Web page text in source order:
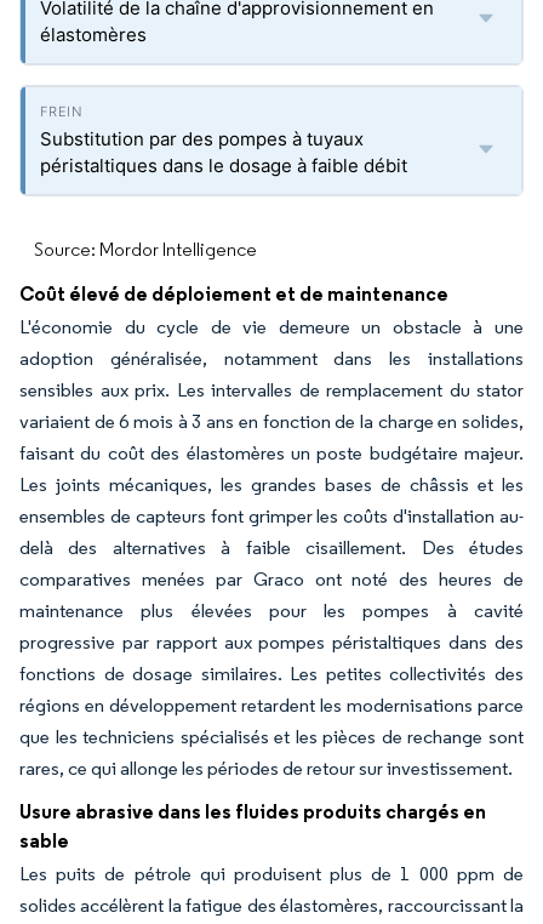
Volatilité de la chaîne d'approvisionnement en
élastomères
Substitution par des pompes à tuyaux
péristaltiques dans le dosage à faible débit
Source: Mordor Intelligence
Coût élevé de déploiement et de maintenance
L'économie du cycle de vie demeure un obstacle à une
adoption généralisée, notamment dans les installations
sensibles aux prix. Les intervalles de remplacement du stator
variaient de 6 mois à 3 ans en fonction de la charge en solides,
faisant du coût des élastomères un poste budgétaire majeur.
Les joints mécaniques, les grandes bases de châssis et les
ensembles de capteurs font grimper les coûts d'installation au-
delà des alternatives à faible cisaillement. Des études
comparatives menées par Graco ont noté des heures de
maintenance plus élevées pour les pompes à cavité
progressive par rapport aux pompes péristaltiques dans des
fonctions de dosage similaires. Les petites collectivités des
régions en développement retardent les modernisations parce
que les techniciens spécialisés et les pièces de rechange sont
rares, ce qui allonge les périodes de retour sur investissement.
Usure abrasive dans les fluides produits chargés en
sable
Les puits de pétrole qui produisent plus de 1 000 ppm de
solides accélèrent la fatigue des élastomères, raccourcissant la